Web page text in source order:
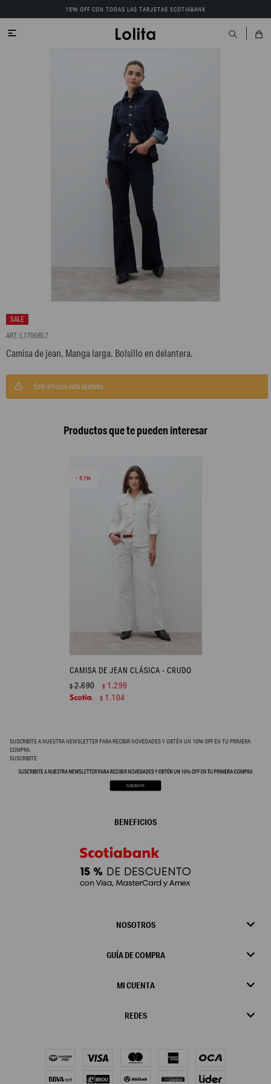
15% OFF CON TODAS LAS TARJETAS SCOTIABANK

L170GBL7
Camisa de jean. Manga larga. Bolsillo en delantera.
Este artículo está agotado.
Productos que te pueden interesar
51
CAMISA DE JEAN CLÁSICA - CRUDO
$2.690 $ 1.299
$ 1.104
SUSCRIBITE A NUESTRA NEWSLETTER PARA RECIBIR NOVEDADES Y OBTÉN UN 10% OFF EN TU PRIMERA
COMPRA
SUSCRIBITE
NOSOTROS
GUÍA DE COMPRA
MI CUENTA
REDES
BENEFICIOS